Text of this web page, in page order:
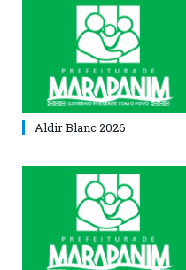
Aldir Blanc 2026